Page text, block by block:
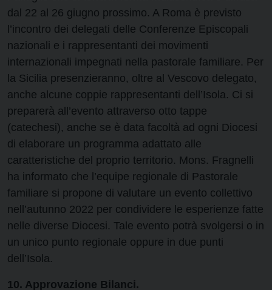
dal 22 al 26 giugno prossimo. A Roma è previsto
l’incontro dei delegati delle Conferenze Episcopali
nazionali e i rappresentanti dei movimenti
internazionali impegnati nella pastorale familiare. Per
la Sicilia presenzieranno, oltre al Vescovo delegato,
anche alcune coppie rappresentanti dell’Isola. Ci si
preparerà all’evento attraverso otto tappe
(catechesi), anche se è data facoltà ad ogni Diocesi
di elaborare un programma adattato alle
caratteristiche del proprio territorio. Mons. Fragnelli
ha informato che l’equipe regionale di Pastorale
familiare si propone di valutare un evento collettivo
nell’autunno 2022 per condividere le esperienze fatte
nelle diverse Diocesi. Tale evento potrà svolgersi o in
un unico punto regionale oppure in due punti
dell’Isola.
10. Approvazione Bilanci.